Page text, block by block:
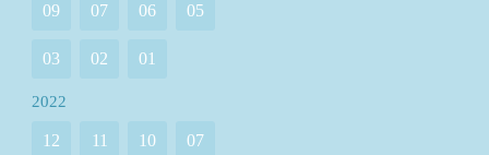
09 07 06 05
03 02 01
2022
12 11 10 07